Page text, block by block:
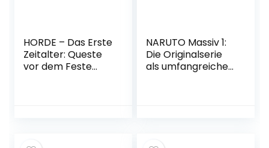
HORDE – Das Erste
Zeitalter: Queste
vor dem Feste
NARUTO Massiv 1:
Die Originalserie
als umfangreiche